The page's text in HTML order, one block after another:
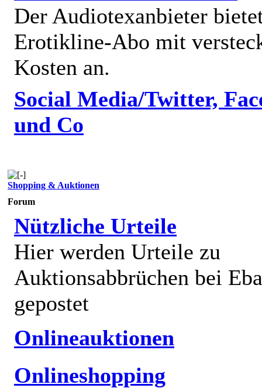
Der Audiotexanbieter
Erotikline-Abo mit
Kosten an.
Social Media/Twitter,
und Co
Shopping & Auktionen
Forum
Nützliche Urteile
Hier werden Urteile zu
Auktionsabbrüchen bei
gepostet
Onlineauktionen
Onlineshopping